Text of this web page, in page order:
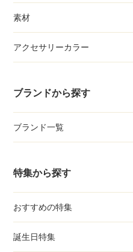
素材
アクセサリーカラー
ブランドから探す
ブランド一覧
特集から探す
おすすめの特集
誕生日特集